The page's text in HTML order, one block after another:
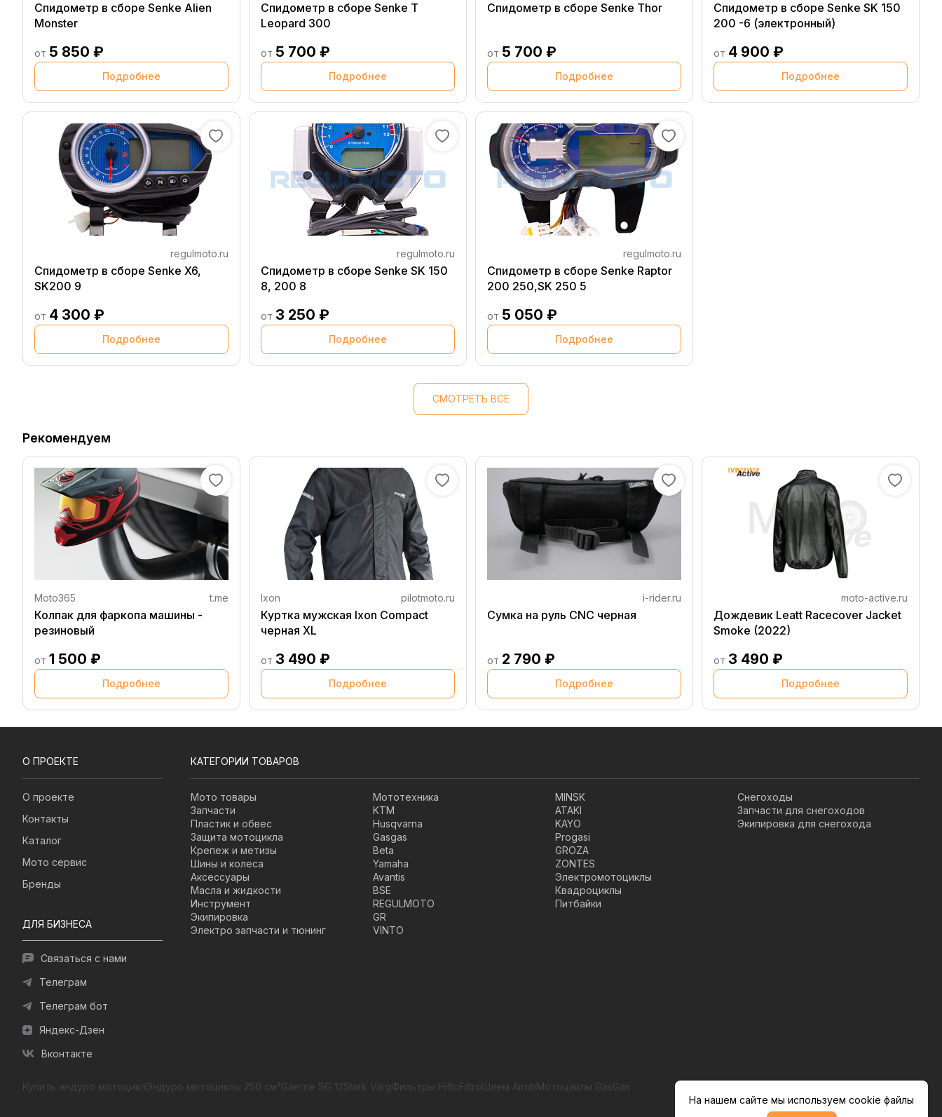
Спидометр в сборе Senke Alien
Monster
от 5 850 ₽
Подробнее
Спидометр в сборе Senke T
Leopard 300
от 5 700 ₽
Подробнее
Спидометр в сборе Senke Thor
от 5 700 ₽
Подробнее
Спидометр в сборе Senke SK 150
200 -6 (электронный)
от 4 900 ₽
Подробнее
regulmoto.ru
Спидометр в сборе Senke X6,
SK200 9
от 4 300 ₽
Подробнее
regulmoto.ru
Спидометр в сборе Senke SK 150
8, 200 8
от 3 250 ₽
Подробнее
regulmoto.ru
Спидометр в сборе Senke Raptor
200 250,SK 250 5
от 5 050 ₽
Подробнее
СМОТРЕТЬ ВСЕ
Рекомендуем
Moto365 t.me
Колпак для фаркопа машины -
резиновый
от 1 500 ₽
Подробнее
Ixon pilotmoto.ru
Куртка мужская Ixon Compact
черная XL
от 3 490 ₽
Подробнее
i-rider.ru
Сумка на руль CNC черная
от 2 790 ₽
Подробнее
moto-active.ru
Дождевик Leatt Racecover Jacket
Smoke (2022)
от 3 490 ₽
Подробнее
О ПРОЕКТЕ
О проекте
Контакты
Каталог
Мото сервис
Бренды
ДЛЯ БИЗНЕСА
Связаться с нами
Телеграм
Телеграм бот
Яндекс-Дзен
Вконтакте
КАТЕГОРИИ ТОВАРОВ
Мото товары
Запчасти
Пластик и обвес
Защита мотоцикла
Крепеж и метизы
Шины и колеса
Аксессуары
Масла и жидкости
Инструмент
Экипировка
Электро запчасти и тюнинг
Мототехника
KTM
Husqvarna
Gasgas
Beta
Yamaha
Avantis
BSE
REGULMOTO
GR
VINTO
MINSK
ATAKI
KAYO
Progasi
GROZA
ZONTES
Электромотоциклы
Квадроциклы
Питбайки
Снегоходы
Запчасти для снегоходов
Экипировка для снегохода
Купить эндуро мотоциклЭндуро мотоциклы 250 см³Gaerne SG 12Stark VargФильтры HifloFiltroШлем AirohМотоциклы GasGas
На нашем сайте мы используем cookie файлы